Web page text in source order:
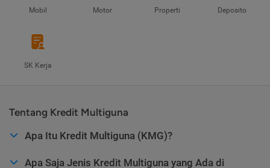
Mobil Motor Properti Deposito
SK Kerja
Tentang Kredit Multiguna
Apa Itu Kredit Multiguna (KMG)?
Apa Saja Jenis Kredit Multiguna yang Ada di